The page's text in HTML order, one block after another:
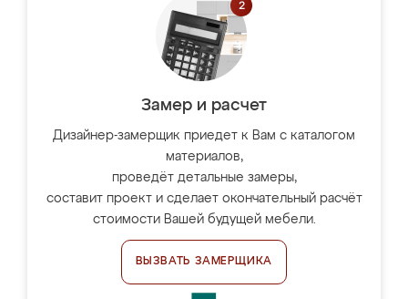
Замер и расчет
Дизайнер-замерщик приедет к Вам с каталогом
материалов,
проведёт детальные замеры,
составит проект и сделает окончательный расчёт
стоимости Вашей будущей мебели.
ВЫЗВАТЬ ЗАМЕРЩИКА